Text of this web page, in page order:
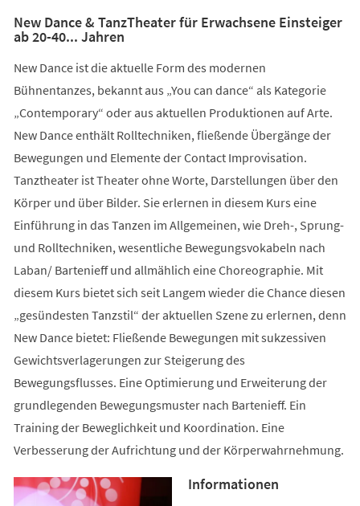
New Dance & TanzTheater für Erwachsene Einsteiger
ab 20-40... Jahren
New Dance ist die aktuelle Form des modernen
Bühnentanzes, bekannt aus „You can dance“ als Kategorie
„Contemporary“ oder aus aktuellen Produktionen auf Arte.
New Dance enthält Rolltechniken, fließende Übergänge der
Bewegungen und Elemente der Contact Improvisation.
Tanztheater ist Theater ohne Worte, Darstellungen über den
Körper und über Bilder. Sie erlernen in diesem Kurs eine
Einführung in das Tanzen im Allgemeinen, wie Dreh-, Sprung-
und Rolltechniken, wesentliche Bewegungsvokabeln nach
Laban/ Bartenieff und allmählich eine Choreographie. Mit
diesem Kurs bietet sich seit Langem wieder die Chance diesen
„gesündesten Tanzstil“ der aktuellen Szene zu erlernen, denn
New Dance bietet: Fließende Bewegungen mit sukzessiven
Gewichtsverlagerungen zur Steigerung des
Bewegungsflusses. Eine Optimierung und Erweiterung der
grundlegenden Bewegungsmuster nach Bartenieff. Ein
Training der Beweglichkeit und Koordination. Eine
Verbesserung der Aufrichtung und der Körperwahrnehmung.
Informationen